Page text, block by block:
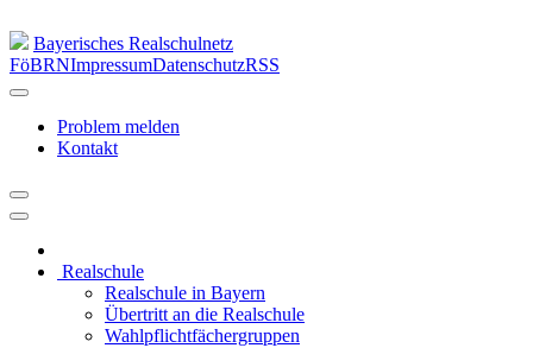
Bayerisches Realschulnetz
FöBRNImpressumDatenschutzRSS
Problem melden
Kontakt
Realschule
Realschule in Bayern
Übertritt an die Realschule
Wahlpflichtfächergruppen